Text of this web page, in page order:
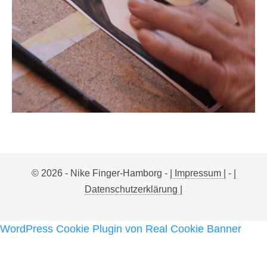
© 2026 - Nike Finger-Hamborg - | Impressum | -
Datenschutzerklärung |
WordPress Cookie Plugin von Real Cookie Banner